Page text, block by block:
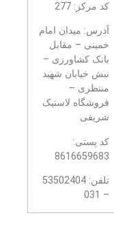
کد مرکز: 277
آدرس: میدان امام
خمینی – مقابل
بانک کشاورزی –
نبش خیابان شهید
منتظری –
فروشگاه لاستیک
شریفی
کد پستی:
8616659683
تلفن: 53502404
– 031